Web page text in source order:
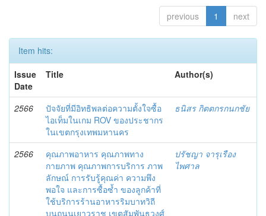
previous 1 next
Item hits:
Issue
Date
Title Author(s)
2566
ปัจจัยที่มีอิทธิพลต่อความตั้งใจซื้อ
ไอเท็มในเกม ROV ของประชากร
ในเขตกรุงเทพมหานคร
ธนิสร กิตตกรกนกชัย
2566
คุณภาพอาหาร คุณภาพทาง
กายภาพ คุณภาพการบริการ ภาพ
ลักษณ์ การรับรู้คุณค่า ความพึง
พอใจ และการซื้อซ้ำ ของลูกค้าที่
ใช้บริการร้านอาหารริมบาทวิถี
บนถนนเยาวราช เขตสัมพันธวงศ์
ปรัชญา จารุเรือง
ไพศาล